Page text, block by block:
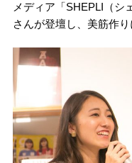
メディア「SHEPLI（シ
さんが登壇し、美筋作り